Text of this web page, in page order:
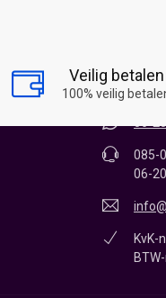
Veilig betalen
100% veilig
085-
06-
KvK-